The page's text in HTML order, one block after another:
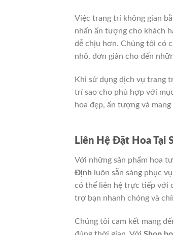
Việc trang trí không gian
nhấn ấn tượng cho khách
dễ chịu hơn. Chúng tôi có
nhỏ, đơn giản cho đến
Khi sử dụng dịch vụ trang
trí sao cho phù hợp với
hoa đẹp, ấn tượng và
Liên Hệ Đặt Hoa Tại
Với những sản phẩm hoa
Định luôn sẵn sàng phục
có thể liên hệ trực tiếp với
trợ bạn nhanh chóng và
Chúng tôi cam kết mang